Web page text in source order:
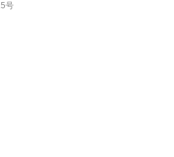
号